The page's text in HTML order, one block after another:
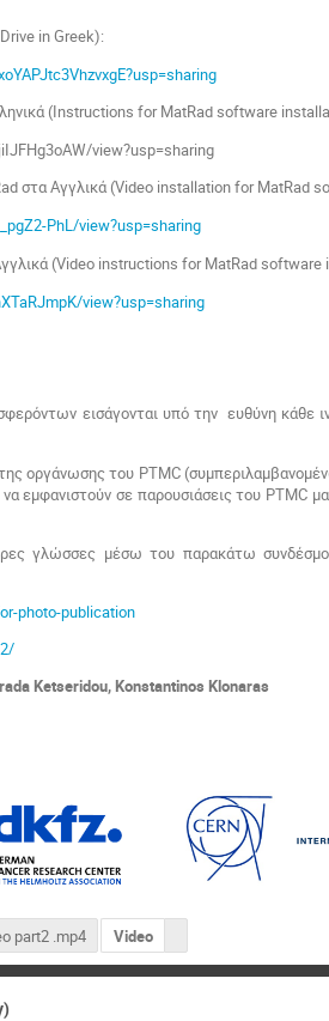
in Greek):
(Instructions for MatRad software
view?usp=sharing
στα Αγγλικά (Video installation for MatRad
PhL/view?usp=sharing
(Video instructions for MatRad software
view?usp=sharing
εισάγονται υπό την ευθύνη κάθε
οργάνωσης του PTMC
εμφανιστούν σε παρουσιάσεις του PTMC
γλώσσες μέσω του παρακάτω
photo-publication
Ketseridou, Konstantinos Klonaras
part2 .mp4 Video